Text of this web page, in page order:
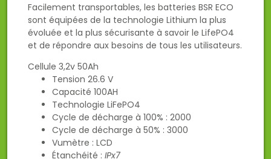
Facilement transportables, les batteries BSR ECO
sont équipées de la technologie Lithium la plus
évoluée et la plus sécurisante à savoir le LifePO4
et de répondre aux besoins de tous les utilisateurs.
Cellule 3,2v 50Ah
Tension 26.6 V
Capacité 100AH
Technologie LiFePO4
Cycle de décharge à 100% : 2000
Cycle de décharge à 50% : 3000
Vumètre : LCD
Étanchéité : IPx7